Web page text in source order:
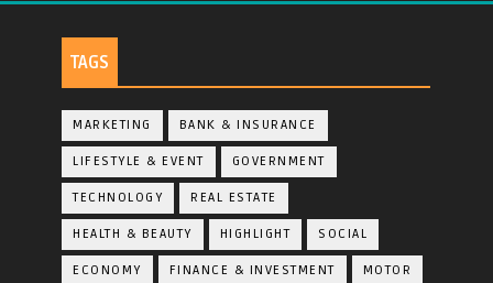
TAGS
MARKETING BANK & INSURANCE
LIFESTYLE & EVENT GOVERNMENT
TECHNOLOGY REAL ESTATE
HEALTH & BEAUTY HIGHLIGHT SOCIAL
ECONOMY FINANCE & INVESTMENT MOTOR